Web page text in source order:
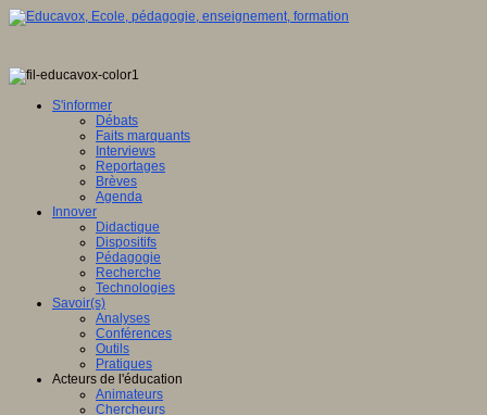
S'informer
Débats
Faits marquants
Interviews
Reportages
Brèves
Agenda
Innover
Didactique
Dispositifs
Pédagogie
Recherche
Technologies
Savoir(s)
Analyses
Conférences
Outils
Pratiques
Acteurs de l'éducation
Animateurs
Chercheurs